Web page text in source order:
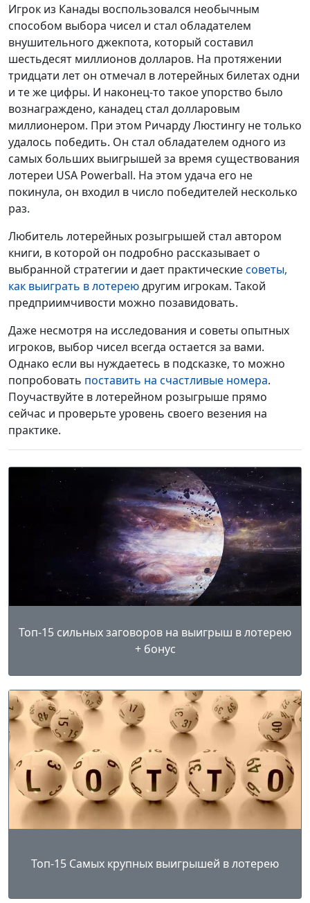
Игрок из Канады воспользовался необычным
способом выбора чисел и стал обладателем
внушительного джекпота, который составил
шестьдесят миллионов долларов. На протяжении
тридцати лет он отмечал в лотерейных билетах одни
и те же цифры. И наконец-то такое упорство было
вознаграждено, канадец стал долларовым
миллионером. При этом Ричарду Люстингу не только
удалось победить. Он стал обладателем одного из
самых больших выигрышей за время существования
лотереи USA Powerball. На этом удача его не
покинула, он входил в число победителей несколько
раз.
Любитель лотерейных розыгрышей стал автором
книги, в которой он подробно рассказывает о
выбранной стратегии и дает практическиесоветы,
как выиграть в лотереюдругим игрокам. Такой
предприимчивости можно позавидовать.
Даже несмотря на исследования и советы опытных
игроков, выбор чисел всегда остается за вами.
Однако если вы нуждаетесь в подсказке, то можно
попробовать поставить на счастливые номера.
Поучаствуйте в лотерейном розыгрыше прямо
сейчас и проверьте уровень своего везения на
практике.
Топ-15 сильных заговоров на выигрыш в лотерею
+ бонус
Топ-15 Самых крупных выигрышей в лотерею